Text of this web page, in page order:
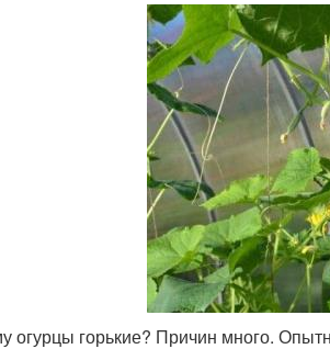
огурцы горькие? Причин много.